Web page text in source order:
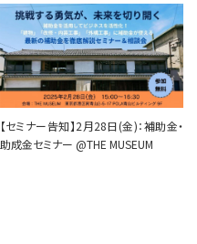
【セミナー告知】2月28日(金)：補助金・
助成金セミナー @THE MUSEUM